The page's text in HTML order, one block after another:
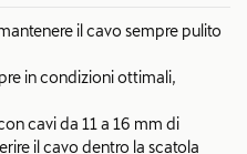
il cavo sempre pulito
in condizioni ottimali,
cavi da 11 a 16 mm di
il cavo dentro la scatola